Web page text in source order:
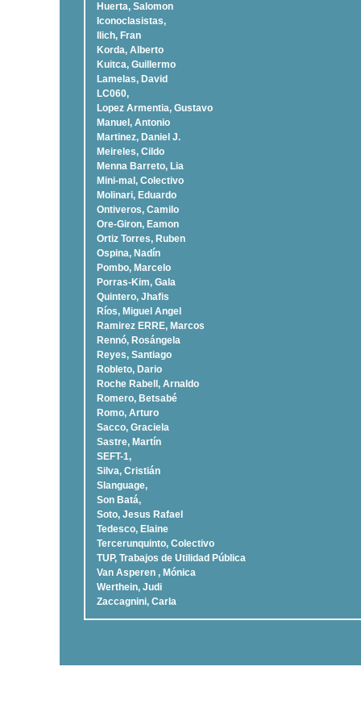
Huerta, Salomon
Iconoclasistas,
Ilich, Fran
Korda, Alberto
Kuitca, Guillermo
Lamelas, David
LC060,
Lopez Armentia, Gustavo
Manuel, Antonio
Martinez, Daniel J.
Meireles, Cildo
Menna Barreto, Lia
Mini-mal, Colectivo
Molinari, Eduardo
Ontiveros, Camilo
Ore-Giron, Eamon
Ortiz Torres, Ruben
Ospina, Nadí­n
Pombo, Marcelo
Porras-Kim, Gala
Quintero, Jhafis
Rí­os, Miguel Angel
Ramirez ERRE, Marcos
Rennó, Rosángela
Reyes, Santiago
Robleto, Dario
Roche Rabell, Arnaldo
Romero, Betsabé
Romo, Arturo
Sacco, Graciela
Sastre, Martí­n
SEFT-1,
Silva, Cristián
Slanguage,
Son Batá,
Soto, Jesus Rafael
Tedesco, Elaine
Tercerunquinto, Colectivo
TUP, Trabajos de Utilidad Pública
Van Asperen , Mónica
Werthein, Judi
Zaccagnini, Carla